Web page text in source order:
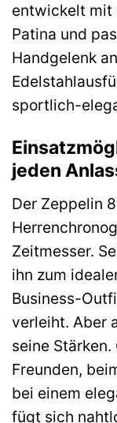
entwickelt mit
Patina und
Handgelenk
sportlich-
jeden
Der Zeppelin
Zeitmesser.
ihn zum
Business-
verleiht. Aber
seine
Freunden,
bei einem
fügt sich